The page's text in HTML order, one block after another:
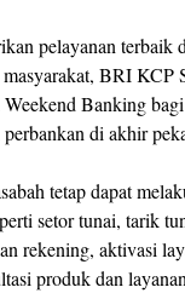
pelayanan terbaik
BRI KCP
Banking
di akhir
tetap dapat
setor tunai, tarik
rekening, aktivasi
produk dan